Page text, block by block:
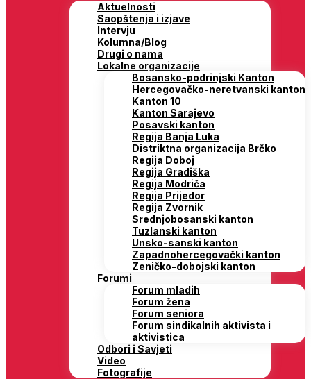
Aktuelnosti
Saopštenja i izjave
Intervju
Kolumna/Blog
Drugi o nama
Lokalne organizacije
Bosansko-podrinjski Kanton
Hercegovačko-neretvanski kanton
Kanton 10
Kanton Sarajevo
Posavski kanton
Regija Banja Luka
Distriktna organizacija Brčko
Regija Doboj
Regija Gradiška
Regija Modriča
Regija Prijedor
Regija Zvornik
Srednjobosanski kanton
Tuzlanski kanton
Unsko-sanski kanton
Zapadnohercegovački kanton
Zeničko-dobojski kanton
Forumi
Forum mladih
Forum žena
Forum seniora
Forum sindikalnih aktivista i
aktivistica
Odbori i Savjeti
Video
Fotografije